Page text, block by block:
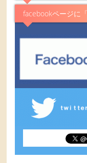
facebookページに